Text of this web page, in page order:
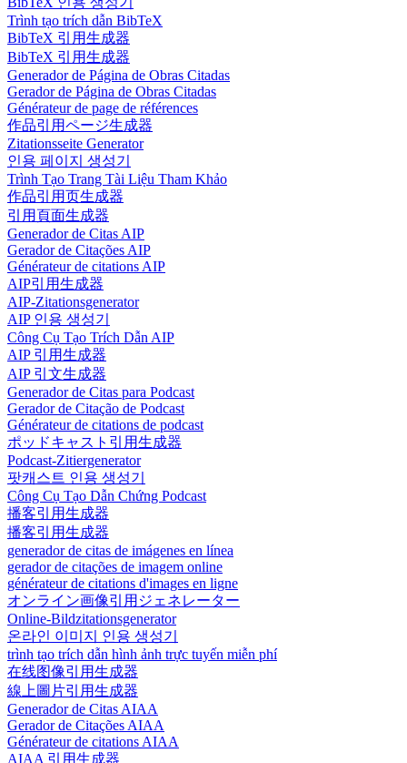
Trình tạo trích dẫn BibTeX
BibTeX 引用生成器
BibTeX 引用生成器
Generador de Página de Obras Citadas
Gerador de Página de Obras Citadas
Générateur de page de références
作品引用ページ生成器
Zitationsseite Generator
인용 페이지 생성기
Trình Tạo Trang Tài Liệu Tham Khảo
作品引用页生成器
引用頁面生成器
Generador de Citas AIP
Gerador de Citações AIP
Générateur de citations AIP
AIP引用生成器
AIP-Zitationsgenerator
AIP 인용 생성기
Công Cụ Tạo Trích Dẫn AIP
AIP 引用生成器
AIP 引文生成器
Generador de Citas para Podcast
Gerador de Citação de Podcast
Générateur de citations de podcast
ポッドキャスト引用生成器
Podcast-Zitiergenerator
팟캐스트 인용 생성기
Công Cụ Tạo Dẫn Chứng Podcast
播客引用生成器
播客引用生成器
generador de citas de imágenes en línea
gerador de citações de imagem online
générateur de citations d'images en ligne
オンライン画像引用ジェネレーター
Online-Bildzitationsgenerator
온라인 이미지 인용 생성기
trình tạo trích dẫn hình ảnh trực tuyến miễn phí
在线图像引用生成器
線上圖片引用生成器
Generador de Citas AIAA
Gerador de Citações AIAA
Générateur de citations AIAA
AIAA 引用生成器